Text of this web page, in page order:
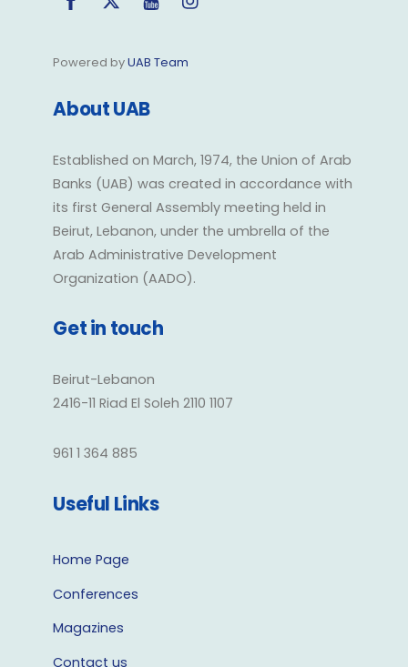
Powered byUAB Team
About UAB
Established on March, 1974, the Union of Arab
Banks (UAB) was created in accordance with
its first General Assembly meeting held in
Beirut, Lebanon, under the umbrella of the
Arab Administrative Development
Organization (AADO).
Get in touch
Beirut-Lebanon
2416-11 Riad El Soleh 2110 1107
961 1 364 885
Useful Links
Home Page
Conferences
Magazines
Contact us